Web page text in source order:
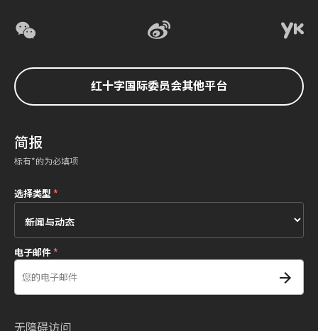
红十字国际委员会其他平台
简报
标有*的为必填项
选择类型 *
电子邮件*
无障碍访问